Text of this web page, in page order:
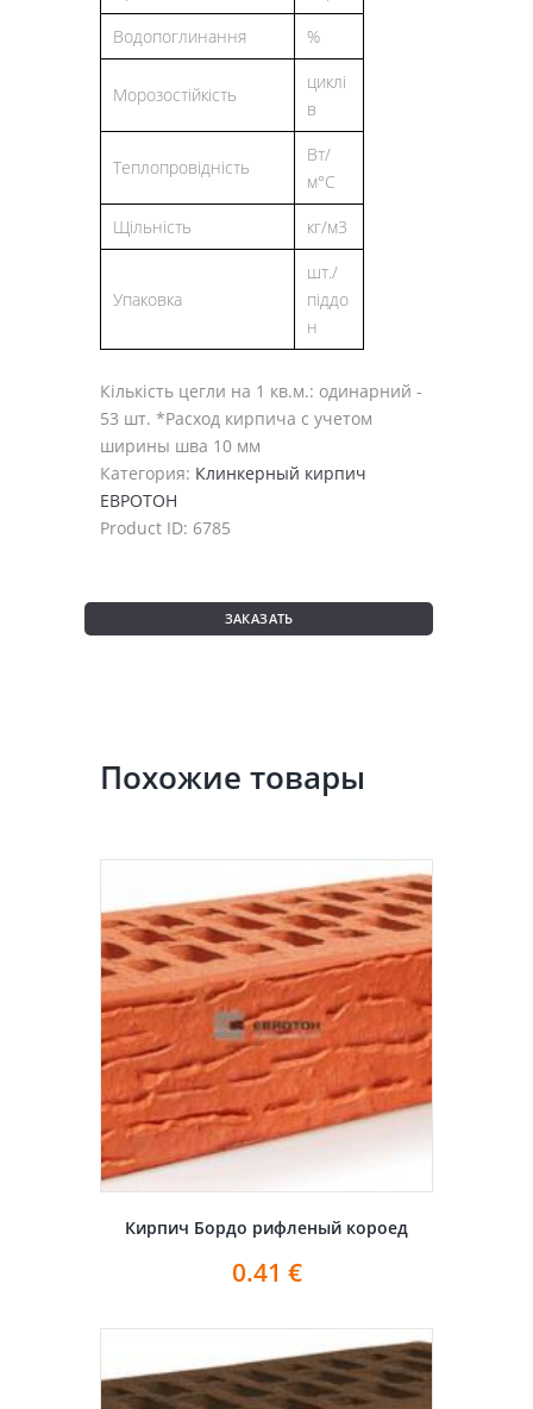
Водопоглинання
%
Морозостійкість
циклі
в
Теплопровідність
Вт/
м°С
Щільність
кг/м3
Упаковка
шт./
піддо
н
Кількість цегли на 1 кв.м.: одинарний -
53 шт. *Расход кирпича с учетом
ширины шва 10 мм
Категория: Клинкерный кирпич
ЕВРОТОН
Product ID: 6785
ЗАКАЗАТЬ
Похожие товары
Кирпич Бордо рифленый короед
0.41 €